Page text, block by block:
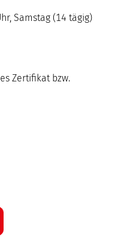
Samstag (14 tägig)
Zertifikat bzw.